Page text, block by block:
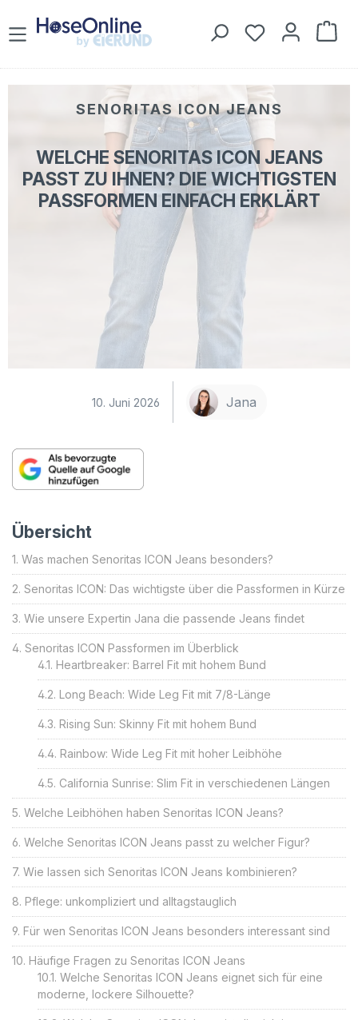
Zum Hauptinhalt springen Du hast 0
SENORITAS ICON JEANS
WELCHE SENORITAS ICON JEANS
PASST ZU IHNEN? DIE WICHTIGSTEN
PASSFORMEN EINFACH ERKLÄRT
10. Juni 2026 Jana
Übersicht
Was machen Senoritas ICON Jeans besonders?
Senoritas ICON: Das wichtigste über die Passformen in Kürze
Wie unsere Expertin Jana die passende Jeans findet
Senoritas ICON Passformen im Überblick
Heartbreaker: Barrel Fit mit hohem Bund
Long Beach: Wide Leg Fit mit 7/8-Länge
Rising Sun: Skinny Fit mit hohem Bund
Rainbow: Wide Leg Fit mit hoher Leibhöhe
California Sunrise: Slim Fit in verschiedenen Längen
Welche Leibhöhen haben Senoritas ICON Jeans?
Welche Senoritas ICON Jeans passt zu welcher Figur?
Wie lassen sich Senoritas ICON Jeans kombinieren?
Pflege: unkompliziert und alltagstauglich
Für wen Senoritas ICON Jeans besonders interessant sind
Häufige Fragen zu Senoritas ICON Jeans
Welche Senoritas ICON Jeans eignet sich für eine
moderne, lockere Silhouette?